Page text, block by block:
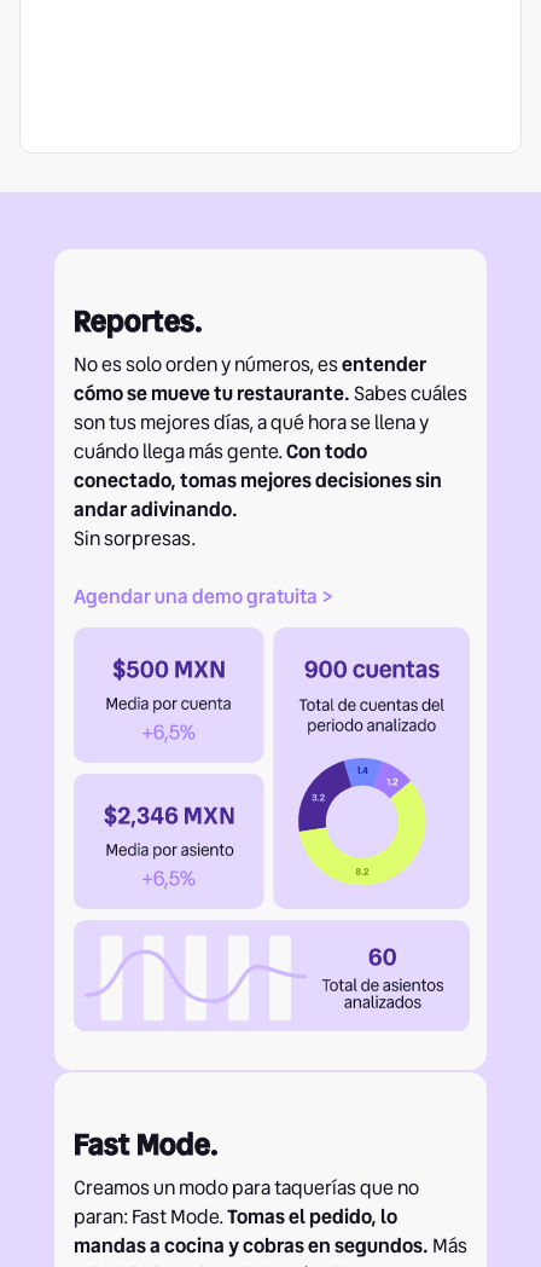
Reportes.
No es solo orden y números, esentender
cómo se mueve tu restaurante.Sabes cuáles
son tus mejores días, a qué hora se llena y
cuándo llega más gente.Con todo
conectado, tomas mejores decisiones sin
andar adivinando.
Sin sorpresas.
Agendar una demo gratuita >
Fast Mode.
Creamos un modo para taquerías que no
paran: Fast Mode.Tomas el pedido, lo
mandas a cocina y cobras en segundos. Más